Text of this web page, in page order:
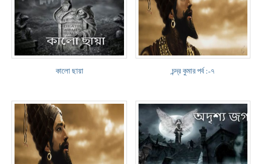
কালো ছায়া চন্দ্র কুমার পর্ব :-৭